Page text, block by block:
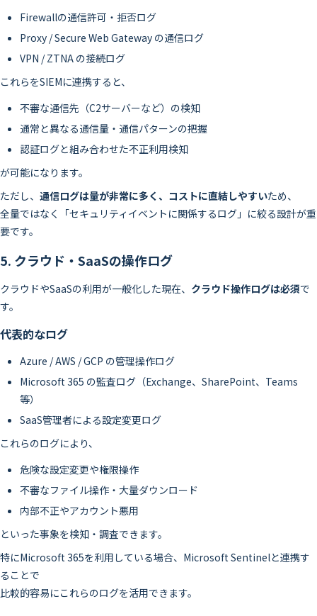
Firewallの通信許可・拒否ログ
Proxy / Secure Web Gateway の通信ログ
VPN / ZTNA の接続ログ
これらをSIEMに連携すると、
不審な通信先（C2サーバーなど）の検知
通常と異なる通信量・通信パターンの把握
認証ログと組み合わせた不正利用検知
が可能になります。
ただし、 通信ログは量が非常に多く、コストに直結しやすいため、
全量ではなく「セキュリティイベントに関係するログ」に絞る設計が重
要です。
5. クラウド・SaaSの操作ログ
クラウドやSaaSの利用が一般化した現在、 クラウド操作ログは必須で
す。
代表的なログ
Azure / AWS / GCP の管理操作ログ
Microsoft 365 の監査ログ（Exchange、SharePoint、Teams
等）
SaaS管理者による設定変更ログ
これらのログにより、
危険な設定変更や権限操作
不審なファイル操作・大量ダウンロード
内部不正やアカウント悪用
といった事象を検知・調査できます。
特にMicrosoft 365を利用している場合、Microsoft Sentinelと連携す
ることで
比較的容易にこれらのログを活用できます。